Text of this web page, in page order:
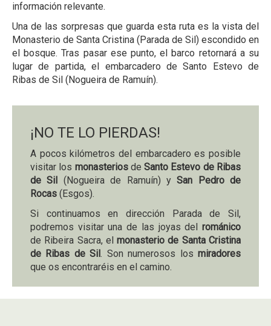
información relevante.
Una de las sorpresas que guarda esta ruta es la vista del
Monasterio de Santa Cristina (Parada de Sil) escondido en
el bosque. Tras pasar ese punto, el barco retornará a su
lugar de partida, el embarcadero de Santo Estevo de
Ribas de Sil (Nogueira de Ramuín).
¡NO TE LO PIERDAS!
A pocos kilómetros del embarcadero es posible
visitar los monasteriosdeSanto Estevo de Ribas
de Sil
(Nogueira de Ramuín) ySan Pedro de
Rocas (Esgos).
Si continuamos en dirección Parada de Sil,
podremos visitar una de las joyas del románico
de Ribeira Sacra, elmonasterio de Santa Cristina
de Ribas de Sil. Son numerosos losmiradores
que os encontraréis en el camino.